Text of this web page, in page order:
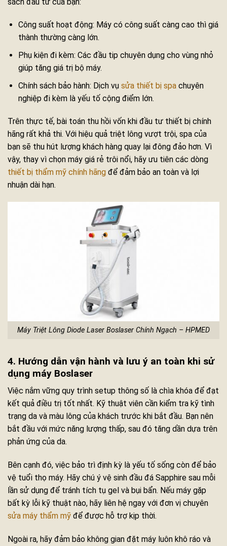
Công suất hoạt động: Máy có công suất càng cao thì giá
thành thường càng lớn.
Phụ kiện đi kèm: Các đầu tip chuyên dụng cho vùng nhỏ
giúp tăng giá trị bộ máy.
Chính sách bảo hành: Dịch vụ sửa thiết bị spachuyên
nghiệp đi kèm là yếu tố cộng điểm lớn.
Trên thực tế, bài toán thu hồi vốn khi đầu tư thiết bị chính
hãng rất khả thi. Với hiệu quả triệt lông vượt trội, spa của
bạn sẽ thu hút lượng khách hàng quay lại đông đảo hơn. Vì
vậy, thay vì chọn máy giá rẻ trôi nổi, hãy ưu tiên các dòng
thiết bị thẩm mỹ chính hãng để đảm bảo an toàn và lợi
nhuận dài hạn.
Máy Triệt Lông Diode Laser Boslaser Chính Ngạch – HPMED
4. Hướng dẫn vận hành và lưu ý an toàn khi sử
dụng máy Boslaser
Việc nắm vững quy trình setup thông số là chìa khóa để đạt
kết quả điều trị tốt nhất. Kỹ thuật viên cần kiểm tra kỹ tình
trạng da và màu lông của khách trước khi bắt đầu. Bạn nên
bắt đầu với mức năng lượng thấp, sau đó tăng dần dựa trên
phản ứng của da.
Bên cạnh đó, việc bảo trì định kỳ là yếu tố sống còn để bảo
vệ tuổi thọ máy. Hãy chú ý vệ sinh đầu đá Sapphire sau mỗi
lần sử dụng để tránh tích tụ gel và bụi bẩn. Nếu máy gặp
bất kỳ lỗi kỹ thuật nào, hãy liên hệ ngay với đơn vị chuyên
sửa máy thẩm mỹ để được hỗ trợ kịp thời.
Ngoài ra, hãy đảm bảo không gian đặt máy luôn khô ráo và